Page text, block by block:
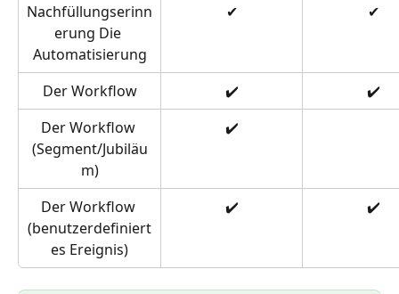
Nachfüllungserinn
erung Die
Automatisierung
✔ ✔
Der Workflow ✔️
✔️
Der Workflow
(Segment/Jubiläu
m)
✔️
Der Workflow
(benutzerdefiniert
es Ereignis)
✔️ ✔️